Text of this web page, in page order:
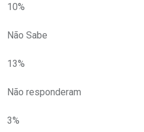
10%
Não Sabe
13%
Não responderam
3%